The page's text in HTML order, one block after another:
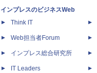
インプレスのビジネスWeb
Think IT
Web担当者Forum
インプレス総合研究所
IT Leaders